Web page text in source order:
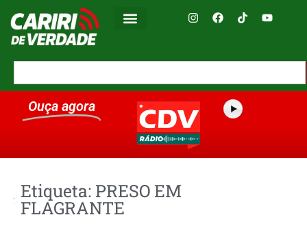
Ouça agora
Etiqueta: PRESO EM
FLAGRANTE